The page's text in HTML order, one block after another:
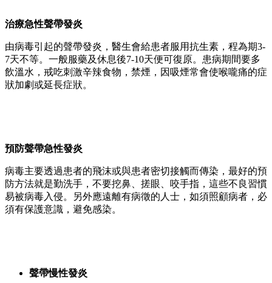
治療急性聲帶發炎
由病毒引起的聲帶發炎，醫生會給患者服用抗生素，程為期3-
7天不等。一般服藥及休息後7-10天便可復原。患病期間要多
飲溫水，戒吃刺激辛辣食物，禁煙，因吸煙常會使喉嚨痛的症
狀加劇或延長症狀。
預防聲帶急性發炎
病毒主要透過患者的飛沫或與患者密切接觸而傳染，最好的預
防方法就是勤洗手，不要挖鼻、搓眼、咬手指，這些不良習慣
易被病毒入侵。另外應遠離有病徵的人士，如須照顧病者，必
須有保護意識，避免感染。
聲帶慢性發炎